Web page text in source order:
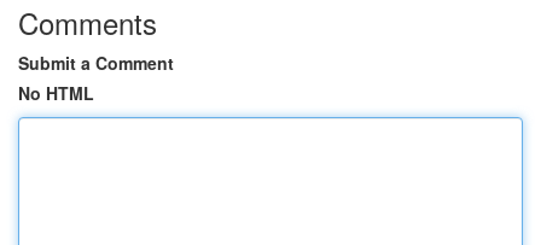
Comments
Submit a Comment
No HTML